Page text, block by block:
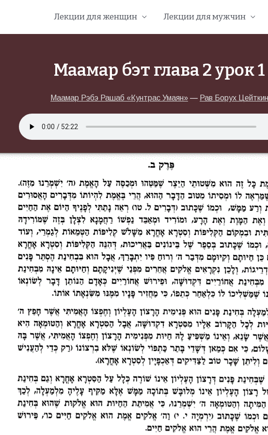
Лекции для женщин Лекции для мужчин
Маамар бэт глава 2 урок 1
Маамар Рэбэ Рашаб «Кунтрас Умаян» — Рав Борух Цейткин